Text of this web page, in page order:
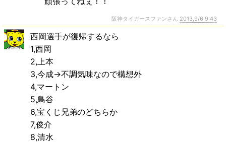
阪神タイガースファンさん 2013,9/6 9:43
西岡選手が復帰するなら
1,西岡
2,上本
3,今成→不調気味なので構想外
4,マートン
5,鳥谷
6,宝くじ兄弟のどちらか
7,俊介
8,清水